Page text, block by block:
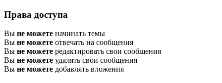
Права доступа
Вы не можете начинать темы
Вы не можете отвечать на сообщения
Вы не можете редактировать свои сообщения
Вы не можете удалять свои сообщения
Вы не можете добавлять вложения